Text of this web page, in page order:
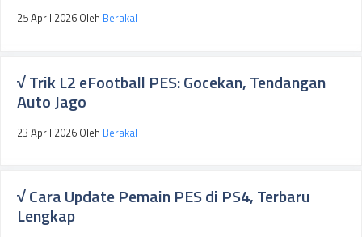
25 April 2026 Oleh Berakal
√ Trik L2 eFootball PES: Gocekan, Tendangan
Auto Jago
23 April 2026 Oleh Berakal
√ Cara Update Pemain PES di PS4, Terbaru
Lengkap